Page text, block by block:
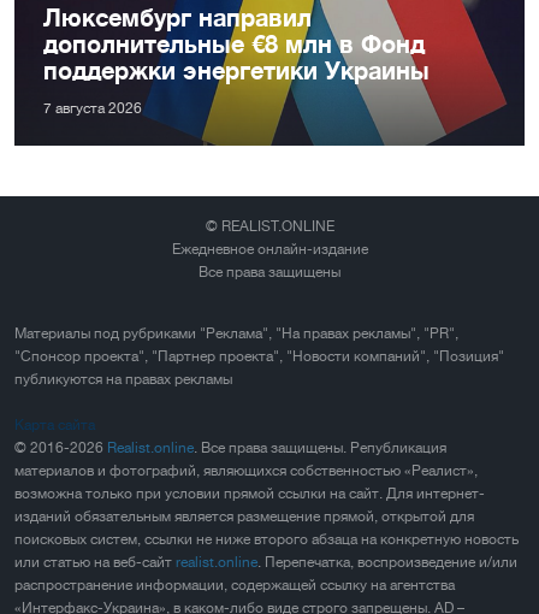
Люксембург направил
дополнительные €8 млн в Фонд
поддержки энергетики Украины
7 августа 2026
© REALIST.ONLINE
Ежедневное онлайн-издание
Все права защищены
Материалы под рубриками "Реклама", "На правах рекламы", "PR",
"Спонсор проекта", "Партнер проекта", "Новости компаний", "Позиция"
публикуются на правах рекламы
Карта сайта
© 2016-2026 Realist.online . Все права защищены. Републикация
материалов и фотографий, являющихся собственностью «Реалист»,
возможна только при условии прямой ссылки на сайт. Для интернет-
изданий обязательным является размещение прямой, открытой для
поисковых систем, ссылки не ниже второго абзаца на конкретную новость
или статью на веб-сайт realist.online . Перепечатка, воспроизведение и/или
распространение информации, содержащей ссылку на агентства
«Интерфакс-Украина», в каком-либо виде строго запрещены. AD –